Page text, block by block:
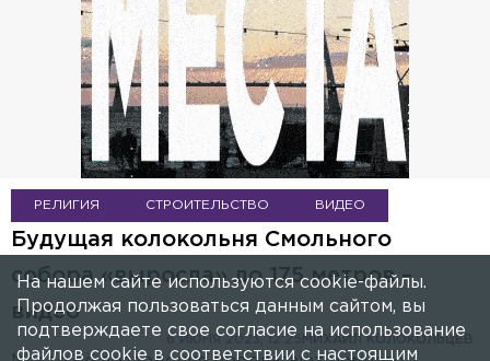
РЕЛИГИЯ СТРОИТЕЛЬСТВО ВИДЕО
Будущая колокольня Смольного
собора «выросла» до 175 метров –
видео
На нашем сайте используются cookie-файлы.
Продолжая пользоваться данным сайтом, вы
подтверждаете свое согласие на использование
файлов cookie в соответствии с настоящим